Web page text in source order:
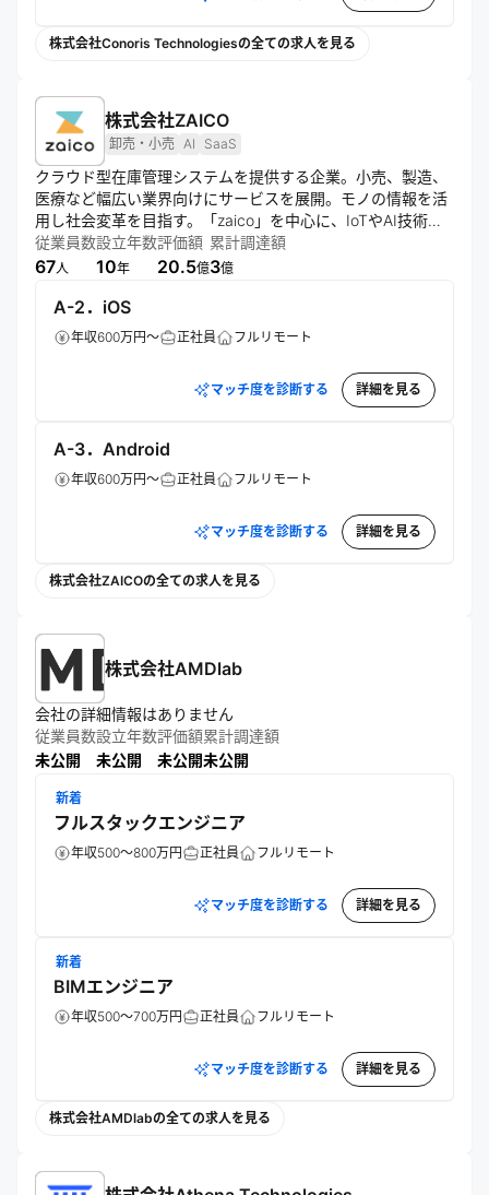
株式会社Conoris Technologiesの全ての求人を見る
株式会社ZAICO
卸売・小売 AI SaaS
クラウド型在庫管理システムを提供する企業。小売、製造、
医療など幅広い業界向けにサービスを展開。モノの情報を活
用し社会変革を目指す。「zaico」を中心に、IoTやAI技術も
取り入れ、在庫管理の効率化と企業の生産性向上に貢献す
る。
従業員数
67人
設立年数
10年
評価額
20.5億
累計調達額
3億
A-2．iOS
年収600万円～ 正社員 フルリモート
マッチ度を診断する 詳細を見る
A-3．Android
年収600万円～ 正社員 フルリモート
マッチ度を診断する 詳細を見る
株式会社ZAICOの全ての求人を見る
株式会社AMDlab
会社の詳細情報はありません
従業員数
未公開
設立年数
未公開
評価額
未公開
累計調達額
未公開
新着
フルスタックエンジニア
年収500～800万円 正社員 フルリモート
マッチ度を診断する 詳細を見る
新着
BIMエンジニア
年収500～700万円 正社員 フルリモート
マッチ度を診断する 詳細を見る
株式会社AMDlabの全ての求人を見る